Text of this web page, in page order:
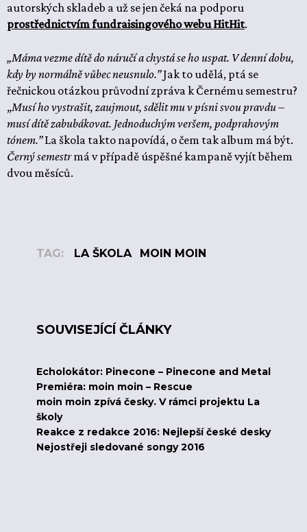
autorských skladeb a už se jen čeká na podporu
prostřednictvím fundraisingového webu HitHit.
„Máma vezme dítě do náručí a chystá se ho uspat. V denní dobu,
kdy by normálně vůbec neusnulo.”Jak to udělá, ptá se
řečnickou otázkou průvodní zpráva k Černému semestru?
„Musí ho vystrašit, zaujmout, sdělit mu v písni svou pravdu –
musí dítě zabubákovat. Jednoduchým veršem, podprahovým
tónem.”La škola takto napovídá, o čem tak album má být.
Černý semestrmá v případě úspěšné kampaně vyjít během
dvou měsíců.
TAG: LA ŠKOLA MOIN MOIN
SOUVISEJÍCÍ ČLÁNKY
Echolokátor: Pinecone – Pinecone and Metal
Premiéra: moin moin – Rescue
moin moin zpívá česky. V rámci projektu La
školy
Reakce z redakce 2016: Nejlepší české desky
Nejostřeji sledované songy 2016